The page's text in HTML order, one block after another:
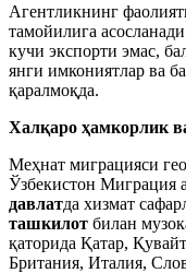
Агентликнинг
тамойилига
кучи экспорти эмас,
янги имкониятлар ва
қаралмоқда.
Халқаро ҳамкорлик
Меҳнат миграцияси
Ўзбекистон Миграция
давлатда хизмат
ташкилот билан
қаторида Қатар,
Британия, Италия,